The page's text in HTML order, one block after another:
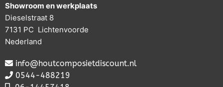
Showroom en werkplaats
Dieselstraat 8
7131 PC Lichtenvoorde
Nederland
info@houtcomposietdiscount.nl
0544-488219